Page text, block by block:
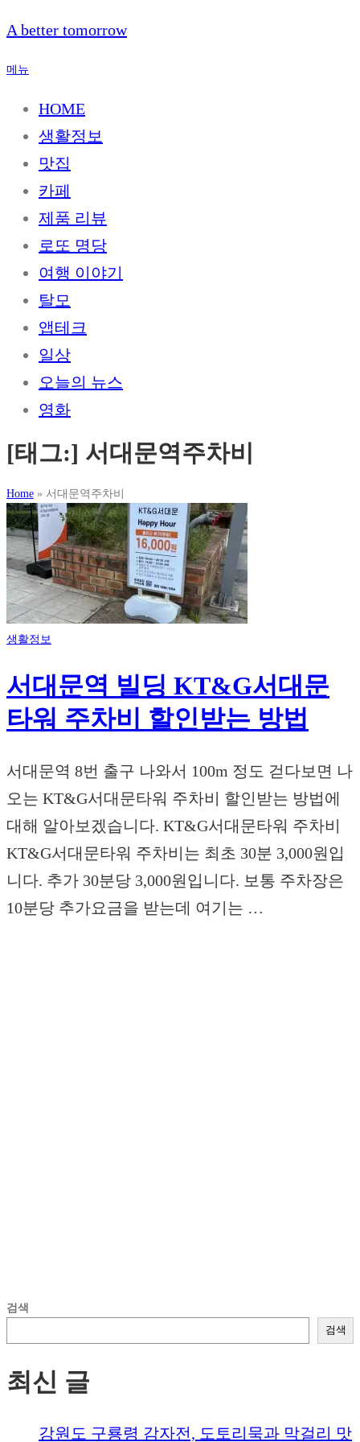
내
으
A better tomorrow
메뉴
HOME
생활정보
맛집
카페
제품 리뷰
로또 명당
여행 이야기
탈모
앱테크
일상
오늘의 뉴스
영화
[태그:] 서대문역주차비
Home » 서대문역주차비
생활정보
서대문역 빌딩 KT&G서대문
타워 주차비 할인받는 방법
서대문역 8번 출구 나와서 100m 정도 걷다보면 나
오는 KT&G서대문타워 주차비 할인받는 방법에
대해 알아보겠습니다. KT&G서대문타워 주차비
KT&G서대문타워 주차비는 최초 30분 3,000원입
니다. 추가 30분당 3,000원입니다. 보통 주차장은
10분당 추가요금을 받는데 여기는 …
검색
검색
최신 글
강원도 구룡령 감자전, 도토리묵과 막걸리 맛